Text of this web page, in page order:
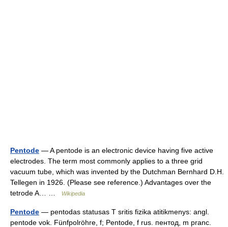
Pentode — A pentode is an electronic device having five active
electrodes. The term most commonly applies to a three grid
vacuum tube, which was invented by the Dutchman Bernhard D.H.
Tellegen in 1926. (Please see reference.) Advantages over the
tetrode A… …
Wikipedia
Pentode — pentodas statusas T sritis fizika atitikmenys: angl.
pentode vok. Fünfpolröhre, f; Pentode, f rus. пентод, m pranc.